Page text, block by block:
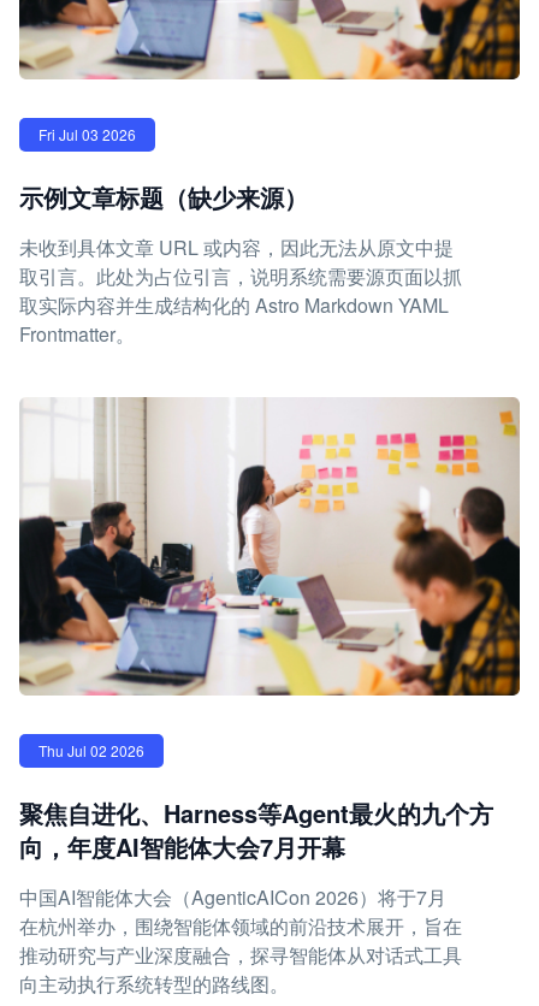
Fri Jul 03 2026
示例文章标题（缺少来源）
未收到具体文章 URL 或内容，因此无法从原文中提
取引言。此处为占位引言，说明系统需要源页面以抓
取实际内容并生成结构化的 Astro Markdown YAML
Frontmatter。
Thu Jul 02 2026
聚焦自进化、Harness等Agent最火的九个方
向，年度AI智能体大会7月开幕
中国AI智能体大会（AgenticAICon 2026）将于7月
在杭州举办，围绕智能体领域的前沿技术展开，旨在
推动研究与产业深度融合，探寻智能体从对话式工具
向主动执行系统转型的路线图。